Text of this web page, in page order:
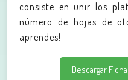
consiste en unir los
número de hojas de
aprendes!
Descargar